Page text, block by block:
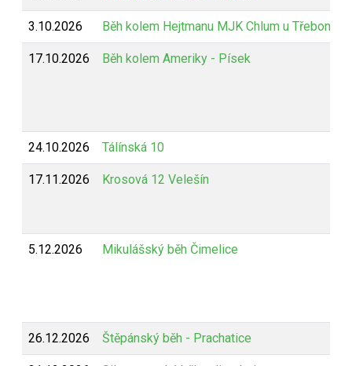
3.10.2026 Běh kolem Hejtmanu MJK Chlum u Třeboně
17.10.2026 Běh kolem Ameriky - Písek
24.10.2026 Tálínská 10
17.11.2026 Krosová 12 Velešín
5.12.2026 Mikulášský běh Čimelice
26.12.2026 Štěpánský běh - Prachatice